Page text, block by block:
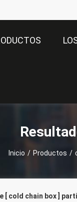
Inicio / Productos /
[ cold chain box ]